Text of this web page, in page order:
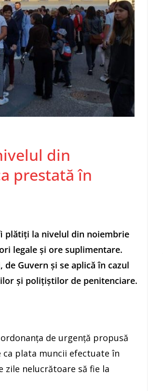
din
prestată în
plătiţi la nivelul din noiembrie
legale şi ore suplimentare.
Guvern şi se aplică în cazul
şi poliţiştilor de penitenciare.
de urgenţă propusă
ca plata muncii efectuate în
zile nelucrătoare să fie la